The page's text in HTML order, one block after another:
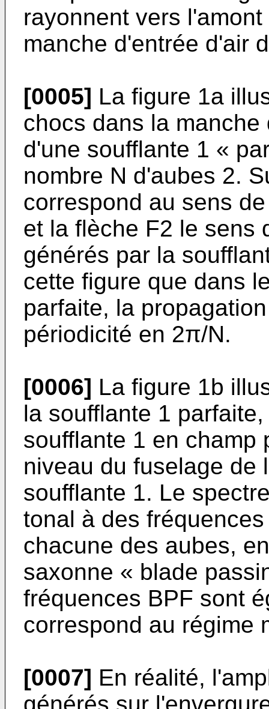
rayonnent vers
manche d'entrée d'air
[0005] La figure 1a
chocs dans la
d'une soufflante 1 «
nombre N d'aubes 2.
correspond au sens
et la flèche F2 le sens
générés par la
cette figure que dans
parfaite, la
périodicité en 2π/N.
[0006] La figure 1b
la soufflante 1
soufflante 1 en champ
niveau du fuselage de
soufflante 1. Le
tonal à des
chacune des aubes,
saxonne « blade
fréquences BPF sont
correspond au régime
[0007] En réalité,